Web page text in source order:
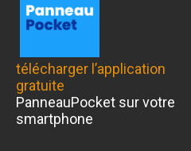
télécharger l’application
gratuite
PanneauPocket sur votre
smartphone